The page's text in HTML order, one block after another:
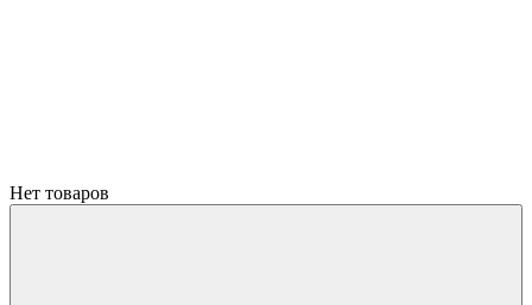
Нет товаров